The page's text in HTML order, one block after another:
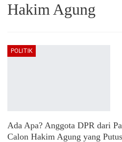
Hakim Agung
POLITIK
Ada Apa? Anggota DPR dari
Calon Hakim Agung yang